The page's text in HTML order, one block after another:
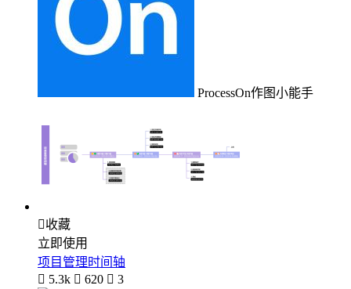
ProcessOn作图小能手
收藏
立即使用
项目管理时间轴
 5.3k  620  3